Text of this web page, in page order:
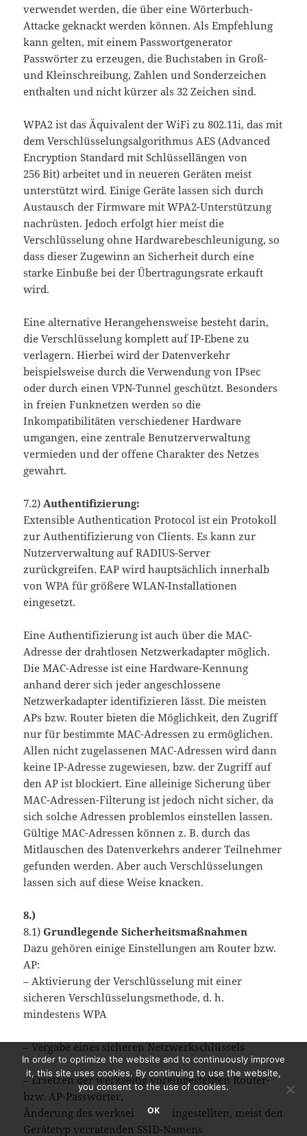
verwendet werden, die über eine Wörterbuch-
Attacke geknackt werden können. Als Empfehlung
kann gelten, mit einem Passwortgenerator
Passwörter zu erzeugen, die Buchstaben in Groß-
und Kleinschreibung, Zahlen und Sonderzeichen
enthalten und nicht kürzer als 32 Zeichen sind.
WPA2 ist das Äquivalent der WiFi zu 802.11i, das mit
dem Verschlüsselungsalgorithmus AES (Advanced
Encryption Standard mit Schlüssellängen von
256 Bit) arbeitet und in neueren Geräten meist
unterstützt wird. Einige Geräte lassen sich durch
Austausch der Firmware mit WPA2-Unterstützung
nachrüsten. Jedoch erfolgt hier meist die
Verschlüsselung ohne Hardwarebeschleunigung, so
dass dieser Zugewinn an Sicherheit durch eine
starke Einbuße bei der Übertragungsrate erkauft
wird.
Eine alternative Herangehensweise besteht darin,
die Verschlüsselung komplett auf IP-Ebene zu
verlagern. Hierbei wird der Datenverkehr
beispielsweise durch die Verwendung von IPsec
oder durch einen VPN-Tunnel geschützt. Besonders
in freien Funknetzen werden so die
Inkompatibilitäten verschiedener Hardware
umgangen, eine zentrale Benutzerverwaltung
vermieden und der offene Charakter des Netzes
gewahrt.
7.2) Authentifizierung:
Extensible Authentication Protocol ist ein Protokoll
zur Authentifizierung von Clients. Es kann zur
Nutzerverwaltung auf RADIUS-Server
zurückgreifen. EAP wird hauptsächlich innerhalb
von WPA für größere WLAN-Installationen
eingesetzt.
Eine Authentifizierung ist auch über die MAC-
Adresse der drahtlosen Netzwerkadapter möglich.
Die MAC-Adresse ist eine Hardware-Kennung
anhand derer sich jeder angeschlossene
Netzwerkadapter identifizieren lässt. Die meisten
APs bzw. Router bieten die Möglichkeit, den Zugriff
nur für bestimmte MAC-Adressen zu ermöglichen.
Allen nicht zugelassenen MAC-Adressen wird dann
keine IP-Adresse zugewiesen, bzw. der Zugriff auf
den AP ist blockiert. Eine alleinige Sicherung über
MAC-Adressen-Filterung ist jedoch nicht sicher, da
sich solche Adressen problemlos einstellen lassen.
Gültige MAC-Adressen können z. B. durch das
Mitlauschen des Datenverkehrs anderer Teilnehmer
gefunden werden. Aber auch Verschlüsselungen
lassen sich auf diese Weise knacken.
8.)
8.1)Grundlegende Sicherheitsmaßnahmen
Dazu gehören einige Einstellungen am Router bzw.
AP:
– Aktivierung der Verschlüsselung mit einer
sicheren Verschlüsselungsmethode, d. h.
mindestens WPA
– Vergabe eines sicheren Netzwerkschlüssels
– Ersetzen der werkseitig voreingestellten Router-
bzw. AP-Passwörter,
Änderung des werkseitig voreingestellten, meist den
Gerätetyp verratenden SSID-Namens
In order to optimize the website and to continuously improve
it, this site uses cookies. By continuing to use the website,
you consent to the use of cookies.
OK